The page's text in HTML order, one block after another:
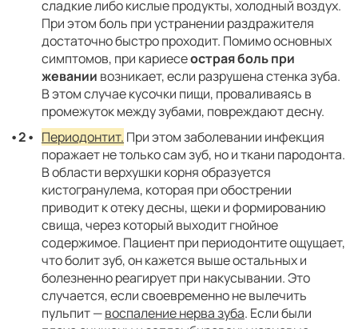
импланта.
Трещины зуба
Дискомфорт, боль при
накусывании. Травмы и
протезирование могут быть
причиной.
Сухость во рту
Уменьшение слюнотечения,
дискомфорт при разговоре и еде.
Проседание
протеза
Проблема с протезом, часто у
съемных конструкций, из-за
атрофии альвеолярного гребня.
Неправильное
снятие
оттисков
Травмирование десны при снятии
слепков.
Рецессия
Обнажение корней из-за
сладкие либо кислые продукты, холодный воздух.
При этом боль при устранении раздражителя
достаточно быстро проходит. Помимо основных
симптомов, при кариесеострая боль при
жевании возникает, если разрушена стенка зуба.
В этом случае кусочки пищи, проваливаясь в
промежуток между зубами, повреждают десну.
Периодонтит. При этом заболевании инфекция
поражает не только сам зуб, но и ткани пародонта.
В области верхушки корня образуется
кистогранулема, которая при обострении
приводит к отеку десны, щеки и формированию
свища, через который выходит гнойное
содержимое. Пациент при периодонтите ощущает,
что болит зуб, он кажется выше остальных и
болезненно реагирует при накусывании. Это
случается, если своевременно не вылечить
пульпит —воспаление нерва зуба. Если были